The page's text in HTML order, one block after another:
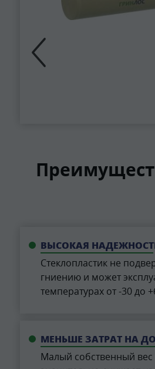
ВЫСОКАЯ
Стеклопластик не
гниению и может
температурах от -30 до
МЕНЬШЕ ЗАТРАТ НА
Малый собственный вес